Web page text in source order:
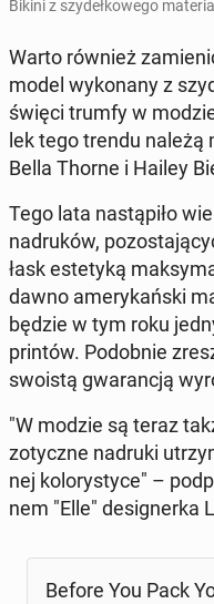
Bikini z szy­deł­ko­we­go
Warto również
model wy­ko­na­ny z
święci trumfy w
lek tego trendu należą
Bella Thorne i Hailey
Tego lata na­stą­pi­ło
na­dru­ków,
łask es­te­ty­ką
daw­no ame­ry­kań­ski
będzie w tym roku
printów. Po­dob­nie
swoistą gwa­ran­cją
"W modzie są teraz
zo­tycz­ne nadruki
nej ko­lo­ry­sty­ce" –
nem "Elle" de­si­gner­ka
Before You Pack